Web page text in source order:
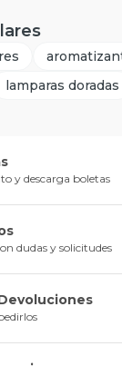
lamparas doradas
y descarga boletas
dudas y solicitudes